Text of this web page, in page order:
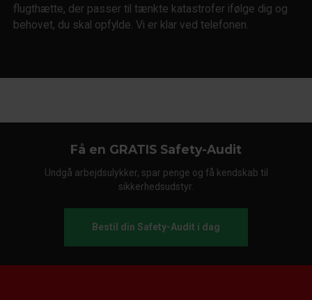
flugthætte, der passer til tænkte katastrofer ifølge dig og
behovet, du skal opfylde. Vi er klar ved telefonen.
Få en GRATIS Safety-Audit
Undgå arbejdsulykker, spar penge og få kendskab til
sikkerhedsudstyr.
Bestil din Safety-Audit i dag